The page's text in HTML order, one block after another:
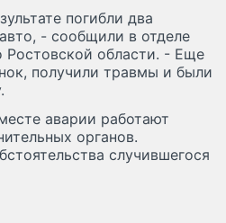
погибли два
- сообщили в отделе
области. - Еще
получили травмы и были
аварии работают
органов.
случившегося